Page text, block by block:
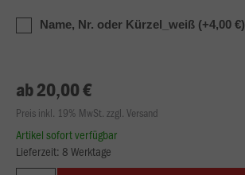
Name, Nr. oder Kürzel_weiß (+4,00 €)
ab 20,00 €
Preis inkl. 19% MwSt. zzgl. Versand
Artikel sofort verfügbar
Lieferzeit: 8 Werktage